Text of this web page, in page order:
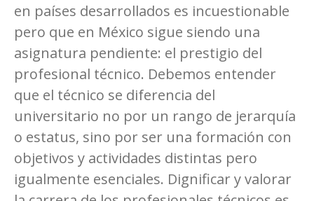
en países desarrollados es incuestionable
pero que en México sigue siendo una
asignatura pendiente: el prestigio del
profesional técnico. Debemos entender
que el técnico se diferencia del
universitario no por un rango de jerarquía
o estatus, sino por ser una formación con
objetivos y actividades distintas pero
igualmente esenciales. Dignificar y valorar